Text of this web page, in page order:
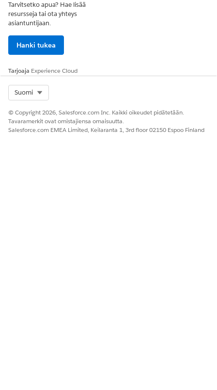
Tarvitsetko apua? Hae lisää
resursseja tai ota yhteys
asiantuntijaan.
Hanki tukea
Tarjoaja Experience Cloud
Suomi
© Copyright 2026, Salesforce.com Inc. Kaikki oikeudet pidätetään.
Tavaramerkit ovat omistajiensa omaisuutta.
Salesforce.com EMEA Limited, Keilaranta 1, 3rd floor 02150 Espoo Finland